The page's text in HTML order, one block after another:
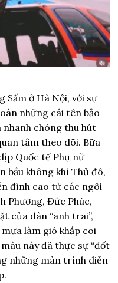
ở Hà Nội, với sự
những cái tên bảo
chóng thu hút
tâm theo dõi. Bữa
Quốc tế Phụ nữ
bầu không khí Thủ đô,
đỉnh cao từ các ngôi
Phương, Đức Phúc,
của dàn “anh trai”,
mưa làm gió khắp cõi
này đã thực sự “đốt
những màn trình diễn